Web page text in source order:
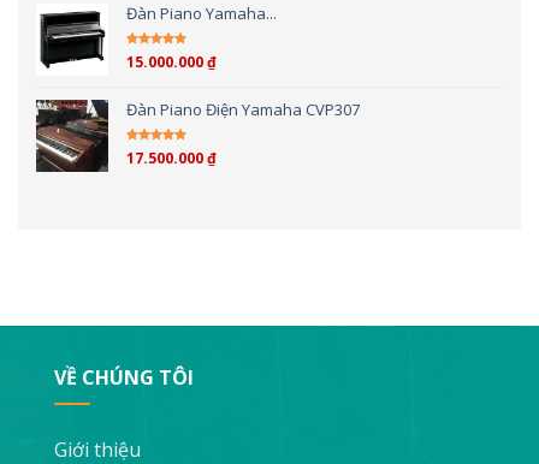
Đàn Piano Yamaha...
Được xếp hạng
15.000.000₫
Đàn Piano Điện Yamaha CVP307
Được xếp hạng
17.500.000₫
VỀ CHÚNG TÔI
Giới thiệu